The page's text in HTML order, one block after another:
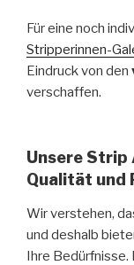
Für eine noch
Stripperinnen-
Eindruck von den
verschaffen.
Unsere
Qualität und
Wir verstehen,
und deshalb
Ihre Bedürfnisse.